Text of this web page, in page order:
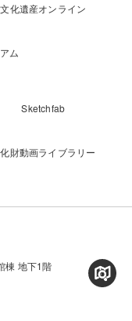
文化遺産オンライン
ム
Sketchfab
財動画ライブラリー
棟 地下1階